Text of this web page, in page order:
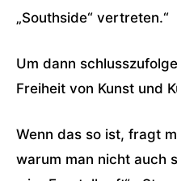
„Southside“ vertreten.“
Um dann
Freiheit von Kunst und
Wenn das so ist, fragt
warum man nicht auch